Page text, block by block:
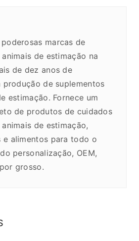
marcas de
de estimação na
de dez anos de
produção de suplementos
estimação. Fornece um
de produtos de cuidados
de estimação,
e alimentos para todo o
personalização, OEM,
grosso.